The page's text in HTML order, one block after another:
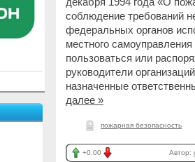
соблюдение требований
федеральных органов
местного
пользоваться или
руководители
назначенные
далее »
пожарная безопасность
+0.00 Автор: